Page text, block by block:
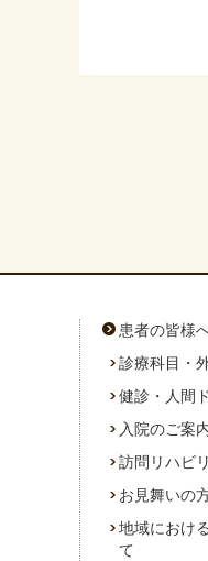
患者の皆様
診療科目・
健診・人間
入院のご案
訪問リハビ
お見舞いの
地域におけ
て